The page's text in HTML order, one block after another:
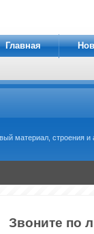
Главная
материал, строения
Звоните по